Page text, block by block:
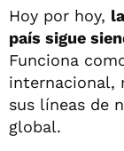
Hoy por hoy,
país sigue
Funciona
internacional,
sus líneas de
global.